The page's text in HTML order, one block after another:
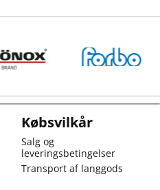
Købsvilkår
Salg og
leveringsbetingelser
Transport af langgods